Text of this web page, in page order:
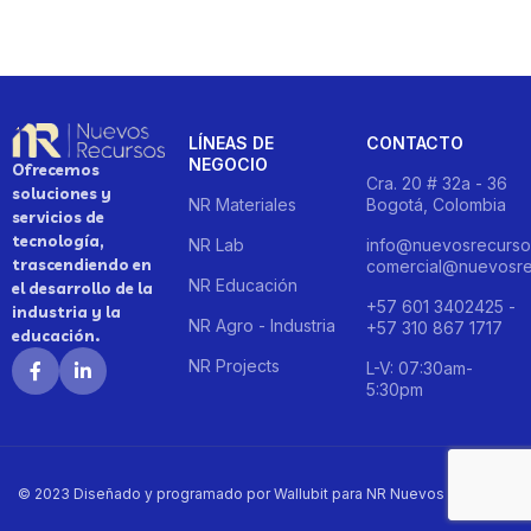
Ofrecemos
soluciones y
servicios de
tecnología,
trascendiendo en
el desarrollo de la
industria y la
educación.
LÍNEAS DE
NEGOCIO
NR Materiales
NR Lab
NR Educación
NR Agro - Industria
NR Projects
CONTACTO
Cra. 20 # 32a - 36
Bogotá, Colombia
+57 601 3402425 -
+57 310 867 1717
L-V: 07:30am-
5:30pm
© 2023 Diseñado y programado por Wallubit para NR Nuevos Recursos